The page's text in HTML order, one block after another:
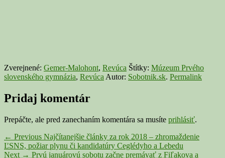
Zverejnené: Gemer-Malohont, Revúca Štítky: Múzeum Prvého
slovenského gymnázia, RevúcaAutor: Sobotnik.sk. Permalink
Pridaj komentár
Prepáčte, ale pred zanechaním komentára sa musíte prihlásiť.
Navigácia
v
← Previous Previous
post:
Najčítanejšie články za rok 2018 – zhromaždenie
ĽSNS, požiar plynu či kandidatúry Ceglédyho a Lebedu
Next → Next
Prvú januárovú sobotu začne premávať z Fiľakova a